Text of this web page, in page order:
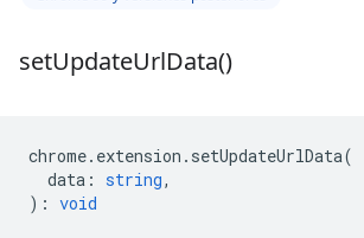
setUpdateUrlData()
chrome. extension . setUpdateUrlData(
data : string,
) : void